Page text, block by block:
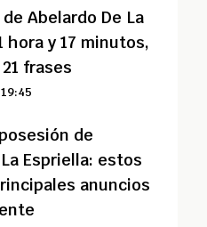
Abelardo De La
hora y 17 minutos,
frases
de
Espriella: estos
anuncios